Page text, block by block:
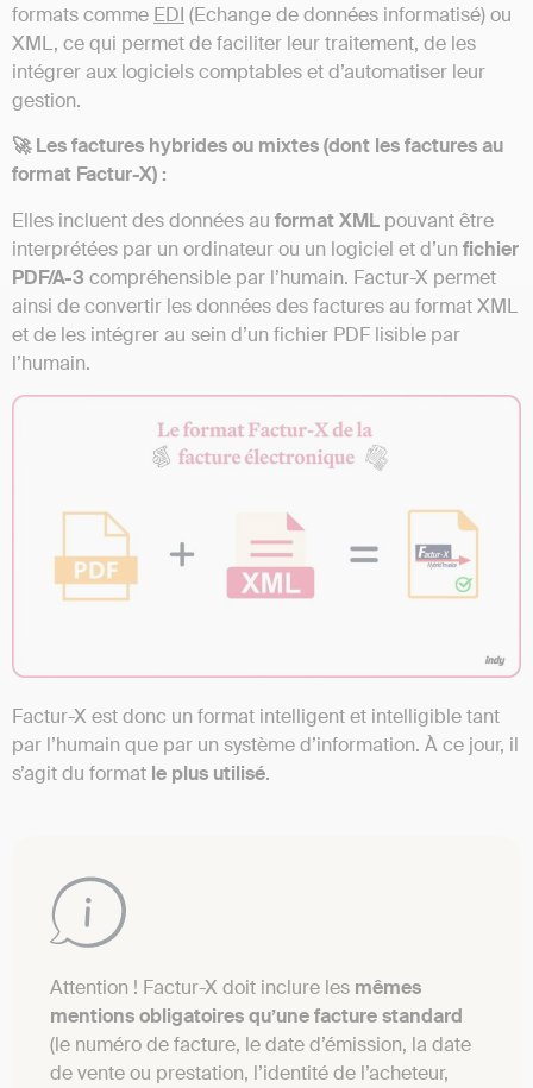
formats comme EDI (Echange de données informatisé) ou
XML, ce qui permet de faciliter leur traitement, de les
intégrer aux logiciels comptables et d’automatiser leur
gestion.
🚀 Les factures hybrides ou mixtes (dont les factures au
format Factur-X) :
Elles incluent des données au format XML pouvant être
interprétées par un ordinateur ou un logiciel et d’un fichier
PDF/A-3 compréhensible par l’humain. Factur-X permet
ainsi de convertir les données des factures au format XML
et de les intégrer au sein d’un fichier PDF lisible par
l’humain.
Factur-X est donc un format intelligent et intelligible tant
par l’humain que par un système d’information. À ce jour, il
s’agit du format le plus utilisé.
Attention ! Factur-X doit inclure les mêmes
mentions obligatoires qu’une facture standard
(le numéro de facture, le date d’émission, la date
de vente ou prestation, l’identité de l’acheteur,